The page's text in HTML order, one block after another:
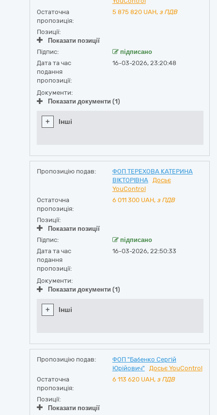
Остаточна
пропозиція:
5 875 820 UAH, з ПДВ
Позиції:
Показати позиції
Підпис:
підписано
Дата та час
подання
пропозиції:
16-03-2026, 23:20:48
Документи:
Показати документи (1)
+ Інші
Пропозицію подав:
ФОП ТЕРЕХОВА КАТЕРИНА
ВІКТОРІВНА
Досьє
YouControl
Остаточна
пропозиція:
6 011 300 UAH, з ПДВ
Позиції:
Показати позиції
Підпис:
підписано
Дата та час
подання
пропозиції:
16-03-2026, 22:50:33
Документи:
Показати документи (1)
+ Інші
Пропозицію подав:
ФОП "Бабенко Сергій
Юрійович"
Досьє YouControl
Остаточна
пропозиція:
6 113 620 UAH, з ПДВ
Позиції:
Показати позиції